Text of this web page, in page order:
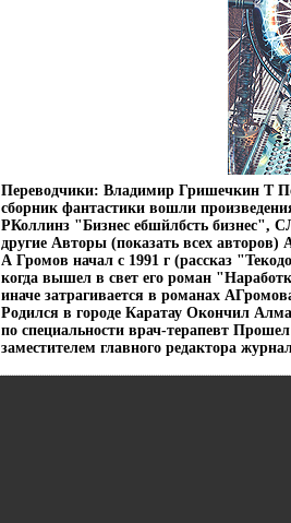
Переводчики: Владимир Гришечкин Т
сборник фантастики вошли
РКоллинз "Бизнес ебшйлбсть бизнес",
другие Авторы (показать всех
А Громов начал с 1991 г (рассказ
когда вышел в свет его роман
иначе затрагивается в романах
Родился в городе Каратау Окончил
по специальности врач-терапевт
заместителем главного редактора